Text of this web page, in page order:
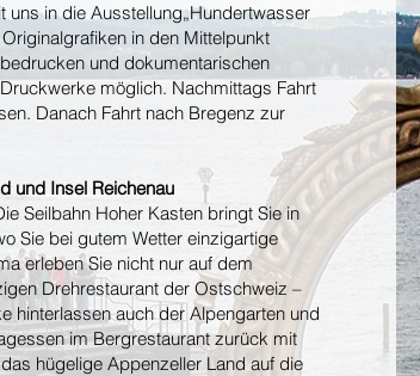
in die Ausstellung„Hundertwasser
in den Mittelpunkt
und dokumentarischen
möglich. Nachmittags Fahrt
Danach Fahrt nach Bregenz zur
und Insel Reichenau
Seilbahn Hoher Kasten bringt Sie in
Sie bei gutem Wetter einzigartige
erleben Sie nicht nur auf dem
Drehrestaurant der Ostschweiz –
hinterlassen auch der Alpengarten und
im Bergrestaurant zurück mit
hügelige Appenzeller Land auf die